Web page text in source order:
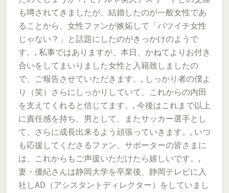
も噂されてきましたが、結婚したのが一般女性であ
ることから、女性ファンが嫉妬して「バツイチ女性
じゃない？」と話題にしたのがきっかけのようで
す。, 私事ではありますが、本日、かねてよりお付き
合いをしてまいりました女性と入籍致しましたの
で、ご報告させていただきます。, しっかり者の僕よ
り（笑）さらにしっかりしていて、これからの内田
を支えてくれると信じてます。, 今後はこれまで以上
に責任感を持ち、男として、またサッカー選手とし
て、さらに成長出来るよう頑張っていきます。, いつ
も応援してくださるファン、サポーターの皆さまに
は、これからもご声援いただけたら嬉しいです。,
妻・優紀さんは静岡大学を卒業後、静岡テレビに入
社しAD（アシスタントディレクター）をしていまし